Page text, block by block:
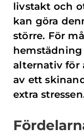
livstakt och
kan göra
större. För
alternativ för
av ett
extra